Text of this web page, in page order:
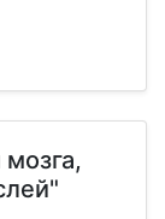
военный